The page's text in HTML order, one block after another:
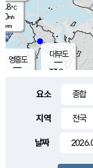
℃
m/s
mm
영흥도
대부도
33.9
요소
지역
날짜